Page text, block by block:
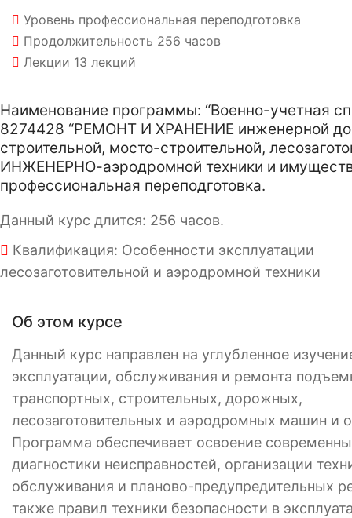
Уровень профессиональная переподготовка
Продолжительность 256 часов
Лекции 13 лекций
Наименование программы: “Военно-учетная
8274428 “РЕМОНТ И ХРАНЕНИЕ инженерной
строительной, мосто-строительной,
ИНЖЕНЕРНО-аэродромной техники и
профессиональная переподготовка.
Данный курс длится: 256 часов.
Квалификация: Особенности эксплуатации
лесозаготовительной и аэродромной техники
Об этом курсе
Данный курс направлен на углубленное
эксплуатации, обслуживания и ремонта
транспортных, строительных, дорожных,
лесозаготовительных и аэродромных машин и
Программа обеспечивает освоение
диагностики неисправностей, организации
обслуживания и планово-предупредительных
также правил техники безопасности в